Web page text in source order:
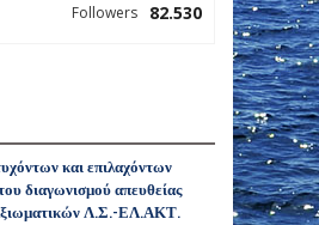
82.530
Followers
και επιλαχόντων
διαγωνισμού απευθείας
Λ.Σ.-ΕΛ.ΑΚΤ.